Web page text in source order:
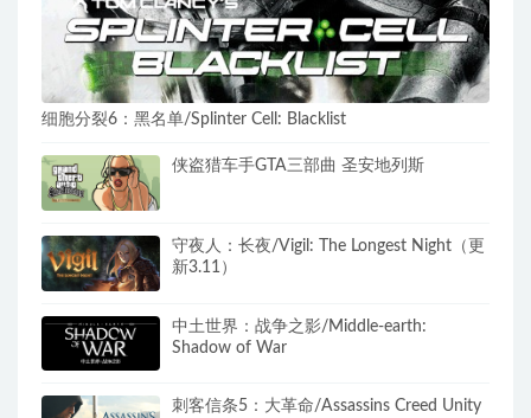
细胞分裂6：黑名单/Splinter Cell: Blacklist
侠盗猎车手GTA三部曲 圣安地列斯
守夜人：长夜/Vigil: The Longest Night（更
新3.11）
中土世界：战争之影/Middle-earth:
Shadow of War
刺客信条5：大革命/Assassins Creed Unity